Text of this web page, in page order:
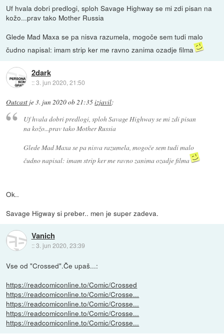
Uf hvala dobri predlogi, sploh Savage Highway se mi zdi pisan na
kožo...prav tako Mother Russia
Glede Mad Maxa se pa nisva razumela, mogoče sem tudi malo
čudno napisal: imam strip ker me ravno zanima ozadje filma
2dark
::3. jun 2020, 21:50
Outcast je3. jun 2020 ob 21:35izjavil:
Uf hvala dobri predlogi, sploh Savage Highway se mi zdi pisan
na kožo...prav tako Mother Russia
Glede Mad Maxa se pa nisva razumela, mogoče sem tudi malo
čudno napisal: imam strip ker me ravno zanima ozadje filma
Ok..
Savage Higway si preber.. men je super zadeva.
Vanich
::3. jun 2020, 23:39
Vse od "Crossed".Če upaš...:
https://readcomiconline.to/Comic/Crossed
https://readcomiconline.to/Comic/Crosse...
https://readcomiconline.to/Comic/Crosse...
https://readcomiconline.to/Comic/Crosse...
https://readcomiconline.to/Comic/Crosse...